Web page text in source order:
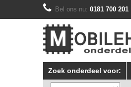
Bel ons nu: 0181 700 201
Zoek onderdeel voor: